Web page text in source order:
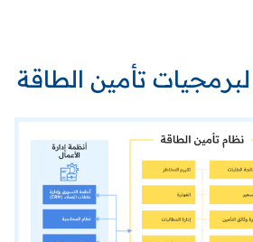
لبرمجيات تأمين الطاقة